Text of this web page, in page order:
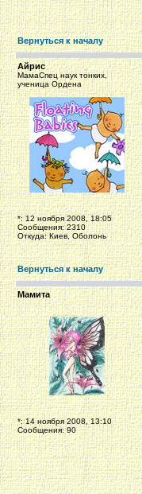
Вернуться к началу
Айрис
МамаСпец наук тонких,
ученица Ордена
*: 12 ноября 2008, 18:05
Сообщения: 2310
Откуда: Киев, Оболонь
Вернуться к началу
Мамита
*: 14 ноября 2008, 13:10
Сообщения: 90